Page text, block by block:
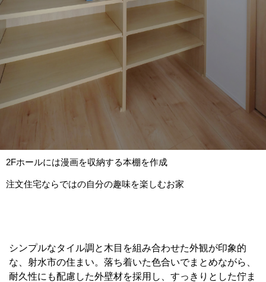
2Fホールには漫画を収納する本棚を作成
注文住宅ならではの自分の趣味を楽しむお家
シンプルなタイル調と木目を組み合わせた外観が印象的
な、射水市の住まい。落ち着いた色合いでまとめながら、
耐久性にも配慮した外壁材を採用し、すっきりとした佇ま